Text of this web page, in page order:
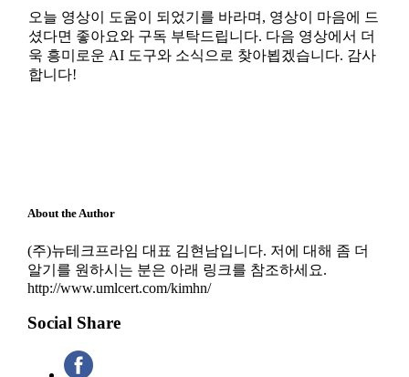
오늘 영상이 도움이 되었기를 바라며, 영상이 마음에 드
셨다면 좋아요와 구독 부탁드립니다. 다음 영상에서 더
욱 흥미로운 AI 도구와 소식으로 찾아뵙겠습니다. 감사
합니다!
About the Author
(주)뉴테크프라임 대표 김현남입니다. 저에 대해 좀 더
알기를 원하시는 분은 아래 링크를 참조하세요.
http://www.umlcert.com/kimhn/
Social Share